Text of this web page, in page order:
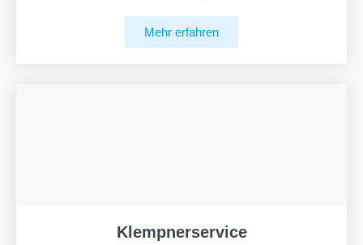
Mehr erfahren
Klempnerservice